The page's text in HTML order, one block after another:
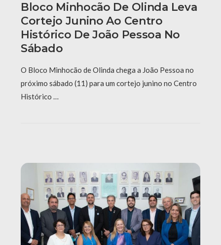
Bloco Minhocão De Olinda Leva
Cortejo Junino Ao Centro
Histórico De João Pessoa No
Sábado
O Bloco Minhocão de Olinda chega a João Pessoa no
próximo sábado (11) para um cortejo junino no Centro
Histórico …